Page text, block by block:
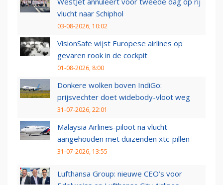
vlucht naar Schiphol
03-08-2026, 10:02
VisionSafe wijst Europese airlines op
gevaren rook in de cockpit
01-08-2026, 8:00
Donkere wolken boven IndiGo:
prijsvechter doet widebody-vloot weg
31-07-2026, 22:01
Malaysia Airlines-piloot na vlucht
aangehouden met duizenden xtc-pillen
31-07-2026, 13:55
Lufthansa Group: nieuwe CEO’s voor